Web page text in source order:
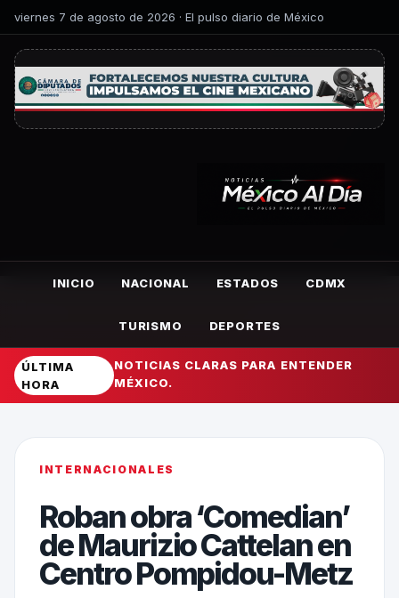
viernes 7 de agosto de 2026 · El pulso diario de México
INICIO NACIONAL ESTADOS CDMX
TURISMO DEPORTES
ÚLTIMA
HORA
NOTICIAS CLARAS PARA ENTENDER
MÉXICO.
INTERNACIONALES
Roban obra ‘Comedian’
de Maurizio Cattelan en
Centro Pompidou-Metz